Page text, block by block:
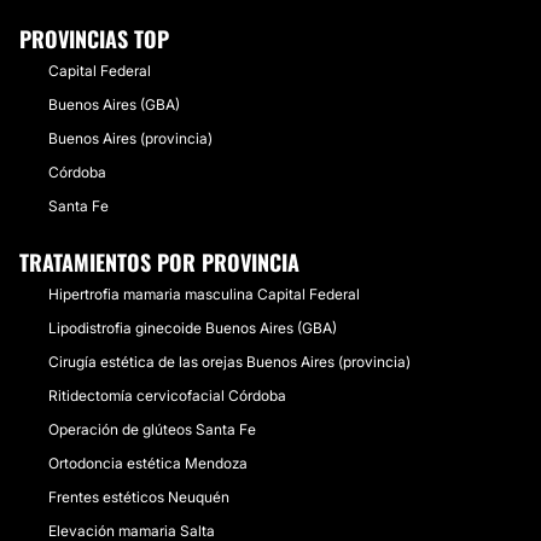
VAGINOPLASTIA
dejan marcas en la piel y en la vagina. Estas lesiones
pueden dar lugar a dolor, falta de deseo o disminución
ve afectada. La vaginoplastía es una cirugía que tiene
como objetivo reconstruir el introito vaginal
otorgándole a la paciente un aumento de la
sensibilidad y una vida sexual mas plena.
CONTACTAR
MENTOPLASTIA
PROVINCIAS TOP
Capital Federal
Buenos Aires (GBA)
Buenos Aires (provincia)
Córdoba
Santa Fe
TRATAMIENTOS POR PROVINCIA
Hipertrofia mamaria masculina Capital Federal
Lipodistrofia ginecoide Buenos Aires (GBA)
Cirugía estética de las orejas Buenos Aires (provincia)
Ritidectomía cervicofacial Córdoba
Operación de glúteos Santa Fe
Ortodoncia estética Mendoza
Frentes estéticos Neuquén
Elevación mamaria Salta